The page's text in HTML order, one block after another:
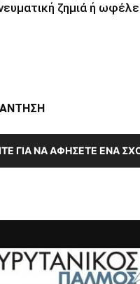
ζημιά ή
ΓΙΑ ΝΑ ΑΦΉΣΕΤΕ ΈΝΑ